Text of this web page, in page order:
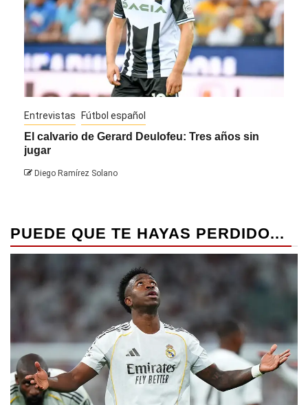
Entrevistas Fútbol español
El calvario de Gerard Deulofeu: Tres años sin
jugar
Diego Ramírez Solano
PUEDE QUE TE HAYAS PERDIDO...